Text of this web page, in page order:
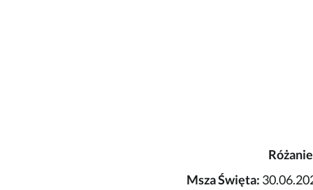
Msza Święta: